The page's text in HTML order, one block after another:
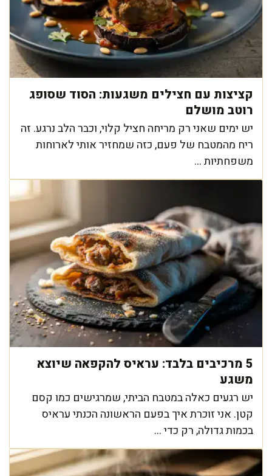
קציצות עם חצילים משגעות: הסוד שסופג
רוטב מושלם
יש ימים שאני רק מריחה חציל קלוי, וכבר הלב נרגע. זה
ריח מהמטבח של פעם, כזה שמחזיר אותי לארוחות
משפחתיות ...
5 מרכיבים בלבד: עראיס להקפאה שיוצא
משגע
יש רגעים כאלה במטבח הביתי, שמרגישים כמו קסם
קטן. אני זוכרת איך בפעם הראשונה הכנתי עראיס
בכמות גדולה, רק כדי ...